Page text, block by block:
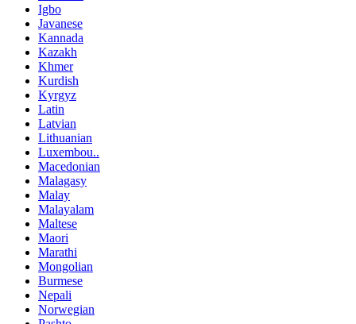
Igbo
Javanese
Kannada
Kazakh
Khmer
Kurdish
Kyrgyz
Latin
Latvian
Lithuanian
Luxembou..
Macedonian
Malagasy
Malay
Malayalam
Maltese
Maori
Marathi
Mongolian
Burmese
Nepali
Norwegian